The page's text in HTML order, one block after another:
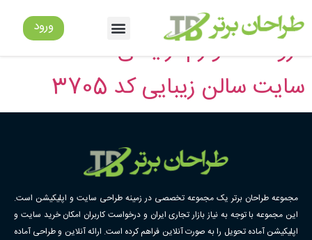
ورود
فروشگاه لوازم آرایشی کد 3715
سایت سالن زیبایی کد 3705
مجموعه طراحان برتر یک مجموعه تخصصی در زمینه طراحی سایت و اپلیکیشن است.
این مجموعه با توجه به نیاز بازار تجاری ایران و درخواست کاربران امکان خرید سایت و
اپلیکیشن آماده تحویل را به صورت آنلاین فراهم کرده است. ارائه آنلاین و طراحی آماده